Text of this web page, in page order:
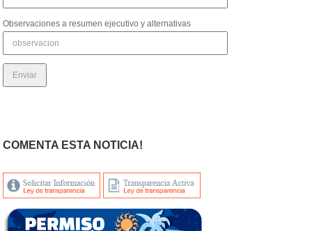
Observaciones a resumen ejecutivo y alternativas
COMENTA ESTA NOTICIA!